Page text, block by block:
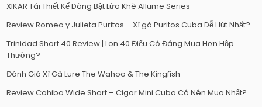
XIKAR Tái Thiết Kế Dòng Bật Lửa Khè Allume Series
Review Romeo y Julieta Puritos – Xì gà Puritos Cuba Dễ Hút Nhất?
Trinidad Short 40 Review | Lon 40 Điếu Có Đáng Mua Hơn Hộp
Thường?
Đánh Giá Xì Gà Lure The Wahoo & The Kingfish
Review Cohiba Wide Short – Cigar Mini Cuba Có Nên Mua Nhất?